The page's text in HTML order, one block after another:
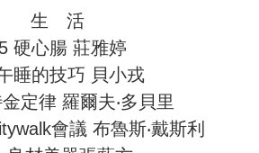
生 活
硬心腸 莊雅婷
睡的技巧 貝小戎
定律 羅爾夫‧多貝里
會議 布魯斯‧戴斯利